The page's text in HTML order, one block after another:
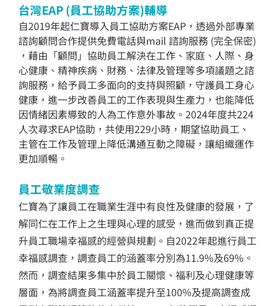
台灣EAP (員工協助方案)輔導
自2019年起仁寶導入員工協助方案EAP，透過外部專業
諮詢顧問合作提供免費電話與mail 諮詢服務 (完全保密)
，藉由「顧問」協助員工解決在工作、家庭、人際、身
心健康、精神疾病、財務、法律及管理等多項議題之諮
詢服務，給予員工多面向的支持與照顧，守護員工身心
健康，進一步改善員工的工作表現與生產力，也能降低
因情緒因素導致的人為工作意外事故。2024年度共224
人次尋求EAP協助，共使用229小時，期望協助員工、
主管在工作及管理上降低溝通互動之障礙，讓組織運作
更加順暢。
員工敬業度調查
仁寶為了讓員工在職業生涯中有良性及健康的發展，了
解同仁在工作上之生理與心理的感受，進而做到真正提
升員工職場幸福感的經營與規劃。自2022年起進行員工
幸福感調查，調查員工的涵蓋率分別為11.9%及69%。
然而，調查結果多集中於員工關懷、福利及心理健康等
層面，為將調查員工涵蓋率提升至100%及提高調查成